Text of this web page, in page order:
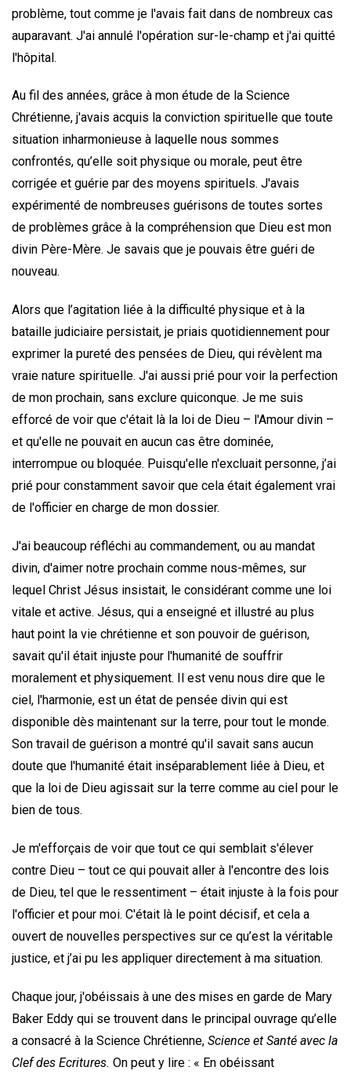
problème, tout comme je l'avais fait dans de nombreux cas
auparavant. J'ai annulé l'opération sur-le-champ et j'ai quitté
l'hôpital.
Au fil des années, grâce à mon étude de la Science
Chrétienne, j'avais acquis la conviction spirituelle que toute
situation inharmonieuse à laquelle nous sommes
confrontés, qu’elle soit physique ou morale, peut être
corrigée et guérie par des moyens spirituels. J'avais
expérimenté de nombreuses guérisons de toutes sortes
de problèmes grâce à la compréhension que Dieu est mon
divin Père-Mère. Je savais que je pouvais être guéri de
nouveau.
Alors que l’agitation liée à la difficulté physique et à la
bataille judiciaire persistait, je priais quotidiennement pour
exprimer la pureté des pensées de Dieu, qui révèlent ma
vraie nature spirituelle. J'ai aussi prié pour voir la perfection
de mon prochain, sans exclure quiconque. Je me suis
efforcé de voir que c'était là la loi de Dieu – l'Amour divin –
et qu'elle ne pouvait en aucun cas être dominée,
interrompue ou bloquée. Puisqu'elle n'excluait personne, j’ai
prié pour constamment savoir que cela était également vrai
de l'officier en charge de mon dossier.
J'ai beaucoup réfléchi au commandement, ou au mandat
divin, d'aimer notre prochain comme nous-mêmes, sur
lequel Christ Jésus insistait, le considérant comme une loi
vitale et active. Jésus, qui a enseigné et illustré au plus
haut point la vie chrétienne et son pouvoir de guérison,
savait qu'il était injuste pour l'humanité de souffrir
moralement et physiquement. Il est venu nous dire que le
ciel, l'harmonie, est un état de pensée divin qui est
disponible dès maintenant sur la terre, pour tout le monde.
Son travail de guérison a montré qu'il savait sans aucun
doute que l'humanité était inséparablement liée à Dieu, et
que la loi de Dieu agissait sur la terre comme au ciel pour le
bien de tous.
Je m'efforçais de voir que tout ce qui semblait s'élever
contre Dieu – tout ce qui pouvait aller à l'encontre des lois
de Dieu, tel que le ressentiment – ​​était injuste à la fois pour
l'officier et pour moi. C'était là le point décisif, et cela a
ouvert de nouvelles perspectives sur ce qu’est la véritable
justice, et j’ai pu les appliquer directement à ma situation.
Chaque jour, j'obéissais à une des mises en garde de Mary
Baker Eddy qui se trouvent dans le principal ouvrage qu’elle
a consacré à la Science Chrétienne, Science et Santé avec la
Clef des Ecritures. On peut y lire : « En obéissant